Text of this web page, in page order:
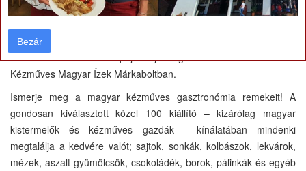
magyar ízeket és eljuthatunk a szatmári szilvától a szegedi
készülnek, ahonnan ötleteket is meríthetünk egy-egy hétvégi
menühöz. A vásár belépője teljes egészében levásárolható a
Kézműves Magyar Ízek Márkaboltban.
Ismerje meg a magyar kézműves gasztronómia remekeit! A
gondosan kiválasztott közel 100 kiállító – kizárólag magyar
kistermelők és kézműves gazdák - kínálatában mindenki
megtalálja a kedvére valót; sajtok, sonkák, kolbászok, lekvárok,
mézek, aszalt gyümölcsök, csokoládék, borok, pálinkák és egyéb
Bezár
Bezár